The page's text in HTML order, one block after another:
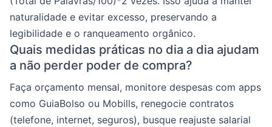
naturalidade e evitar excesso, preservando a
legibilidade e o ranqueamento orgânico.
Quais medidas práticas no dia a dia ajudam
a não perder poder de compra?
Faça orçamento mensal, monitore despesas com apps
como GuiaBolso ou Mobills, renegocie contratos
(telefone, internet, seguros), busque reajuste salarial